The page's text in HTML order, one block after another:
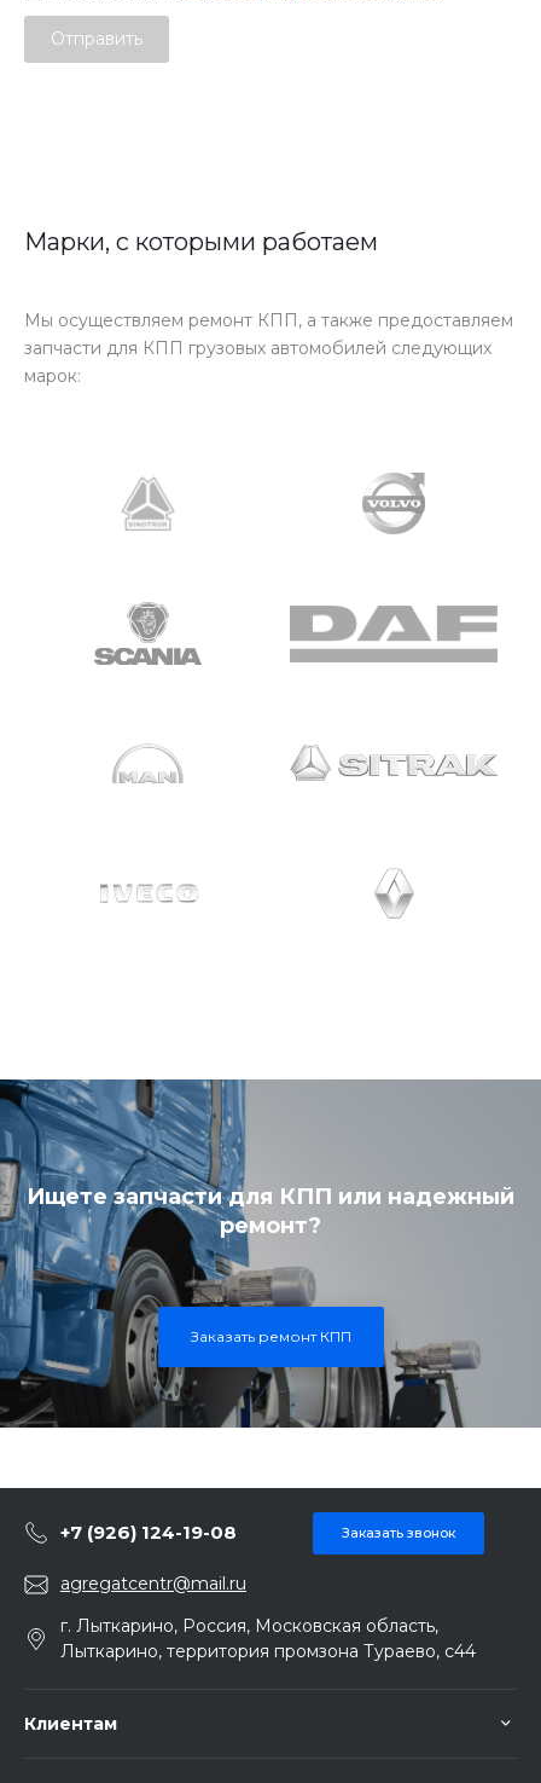
Отправить
Марки, с которыми работаем
Мы осуществляем ремонт КПП, а также предоставляем
запчасти для КПП грузовых автомобилей следующих
марок:
Ищете запчасти для КПП или надежный
ремонт?
Заказать ремонт КПП
+7 (926) 124-19-08 Заказать звонок
agregatcentr@mail.ru
г. Лыткарино, Россия, Московская область,
Лыткарино, территория промзона Тураево, с44
Клиентам